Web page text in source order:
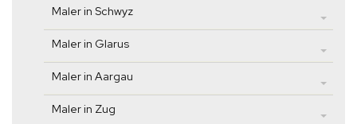
Maler in Schwyz
Maler in Glarus
Maler in Aargau
Maler in Zug